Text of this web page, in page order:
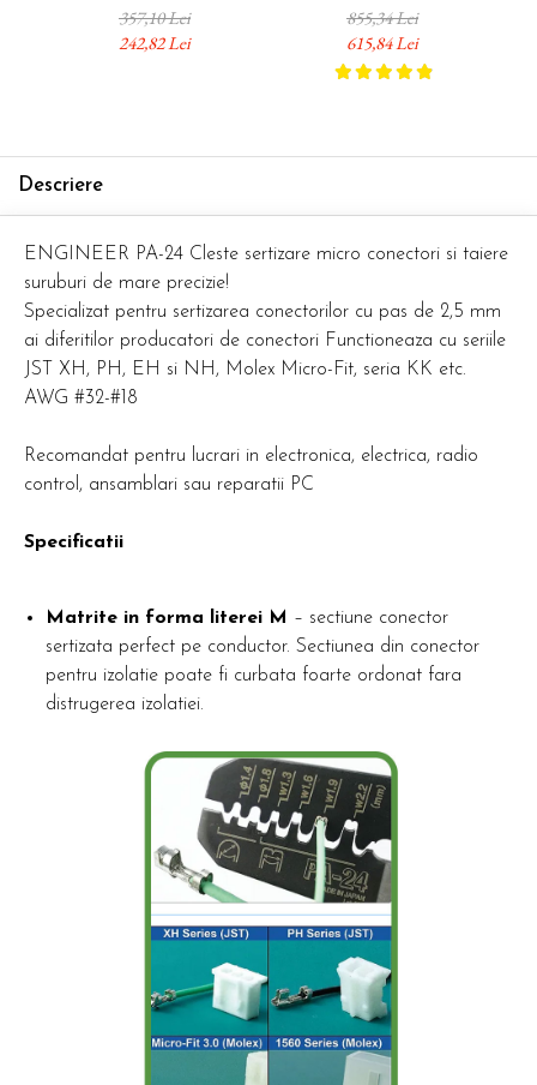
telecomunicatii similare, 175
mm, fabricat in Germania
357,10 Lei
242,82 Lei
PAD-13 si accesorii Fabricat
in Japonia
855,34 Lei
615,84 Lei
Descriere
ENGINEER PA-24 Cleste sertizare micro conectori si taiere
suruburi de mare precizie!
Specializat pentru sertizarea conectorilor cu pas de 2,5 mm
ai diferitilor producatori de conectori Functioneaza cu seriile
JST XH, PH, EH si NH, Molex Micro-Fit, seria KK etc.
AWG #32-#18
Recomandat pentru lucrari in electronica, electrica, radio
control, ansamblari sau reparatii PC
Specificatii
Matrite in forma literei M – sectiune conector
sertizata perfect pe conductor. Sectiunea din conector
pentru izolatie poate fi curbata foarte ordonat fara
distrugerea izolatiei.